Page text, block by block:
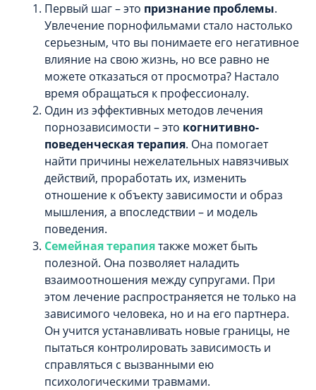
Первый шаг – это признание проблемы.
Увлечение порнофильмами стало настолько
серьезным, что вы понимаете его негативное
влияние на свою жизнь, но все равно не
можете отказаться от просмотра? Настало
время обращаться к профессионалу.
Один из эффективных методов лечения
порнозависимости – это когнитивно-
поведенческая терапия. Она помогает
найти причины нежелательных навязчивых
действий, проработать их, изменить
отношение к объекту зависимости и образ
мышления, а впоследствии – и модель
поведения.
Семейная терапиятакже может быть
полезной. Она позволяет наладить
взаимоотношения между супругами. При
этом лечение распространяется не только на
зависимого человека, но и на его партнера.
Он учится устанавливать новые границы, не
пытаться контролировать зависимость и
справляться с вызванными ею
психологическими травмами.